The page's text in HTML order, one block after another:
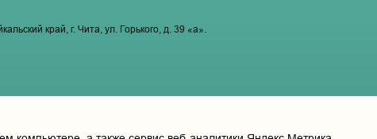
край, г. Чита, ул. Горького, д. 39 «а».